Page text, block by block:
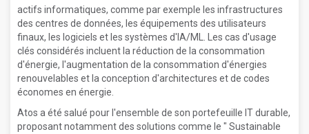
actifs informatiques, comme par exemple les infrastructures
des centres de données, les équipements des utilisateurs
finaux, les logiciels et les systèmes d'IA/ML. Les cas d'usage
clés considérés incluent la réduction de la consommation
d'énergie, l'augmentation de la consommation d'énergies
renouvelables et la conception d'architectures et de codes
économes en énergie.
Atos a été salué pour l'ensemble de son portefeuille IT durable,
proposant notamment des solutions comme le " Sustainable